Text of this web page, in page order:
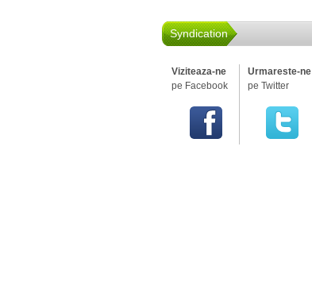
Syndication
Viziteaza-ne
pe Facebook
Urmareste-ne
pe Twitter